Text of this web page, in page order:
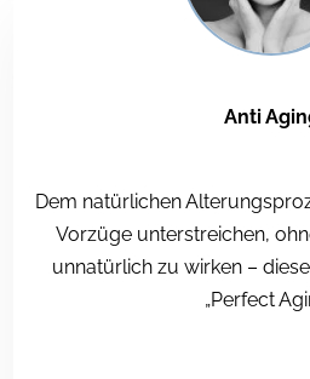
Anti
Dem natürlichen
Vorzüge unterstreichen,
unnatürlich zu wirken –
„Perfect